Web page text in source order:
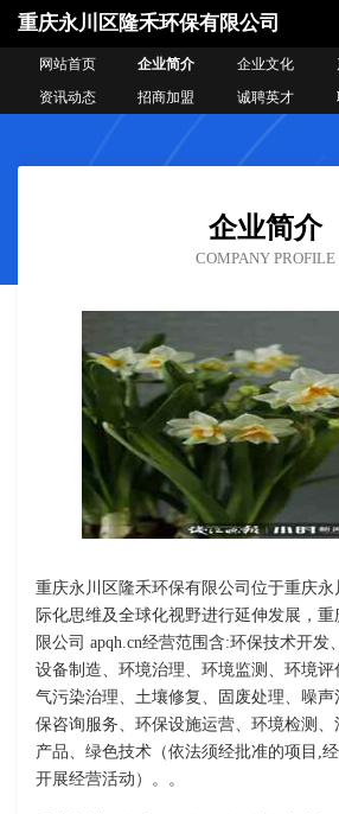
重庆永川区隆禾环保有限公司
网站首页 企业简介 企业文化
资讯动态
招商加盟 诚聘英才
企业简介
COMPANY PROFILE
重庆永川区隆禾环保有限公司位于重庆永
际化思维及全球化视野进行延伸发展，
限公司 apqh.cn经营范围含:环保技术开
设备制造、环境治理、环境监测、环境
气污染治理、土壤修复、固废处理、噪
保咨询服务、环保设施运营、环境检测
产品、绿色技术（依法须经批准的项目,
开展经营活动）。。